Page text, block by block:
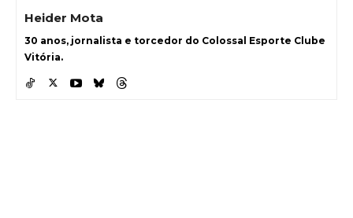
Heider Mota
30 anos, jornalista e torcedor do Colossal Esporte Clube
Vitória.